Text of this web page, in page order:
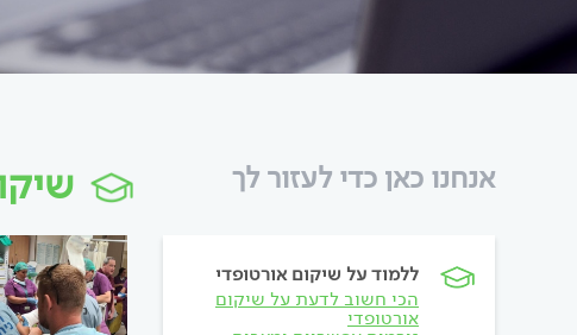
אנחנו כאן כדי לעזור לך
ללמוד על שיקום אורטופדי
הכי חשוב לדעת על שיקום
אורטופדי